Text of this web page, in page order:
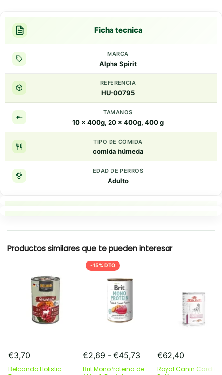
Ficha tecnica
MARCA
Alpha Spirit
REFERENCIA
HU-00795
TAMANOS
10 x 400g, 20 x 400g, 400 g
TIPO DE COMIDA
comida húmeda
EDAD DE PERROS
Adulto
Productos similares que te pueden interesar
€3,70
Belcando Holistic
-15% DTO
€2,69 - €45,73 Rango
de
Brit MonoProteina de
€62,40
Royal Canin Cardiac